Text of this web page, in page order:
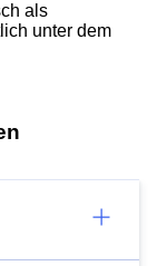
als
unter dem